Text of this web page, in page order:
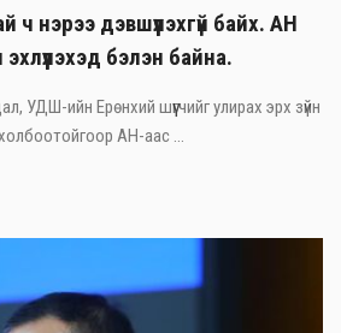
нэрээ дэвшүүлэхгүй байх. АН
бэлэн байна.
УДШ-ийн Ерөнхий шүүгчийг улирах эрх зүйн
холбоотойгоор АН-аас ...